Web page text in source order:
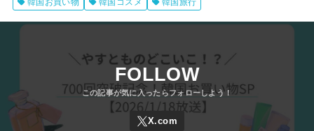
韓国お買い物
韓国コスメ 韓国旅行
FOLLOW